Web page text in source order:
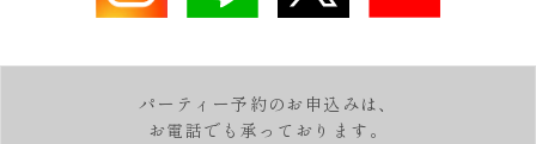
パーティー予約のお申込みは、
お電話でも承っております。